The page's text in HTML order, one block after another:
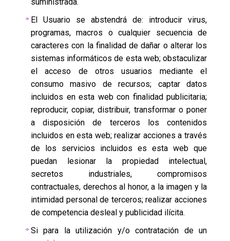
El Usuario se abstendrá de: introducir virus,
programas, macros o cualquier secuencia de
caracteres con la finalidad de dañar o alterar los
sistemas informáticos de esta web; obstaculizar
el acceso de otros usuarios mediante el
consumo masivo de recursos; captar datos
incluidos en esta web con finalidad publicitaria;
reproducir, copiar, distribuir, transformar o poner
a disposición de terceros los contenidos
incluidos en esta web; realizar acciones a través
de los servicios incluidos es esta web que
puedan lesionar la propiedad intelectual,
secretos industriales, compromisos
contractuales, derechos al honor, a la imagen y la
intimidad personal de terceros; realizar acciones
de competencia desleal y publicidad ilícita.
Si para la utilización y/o contratación de un